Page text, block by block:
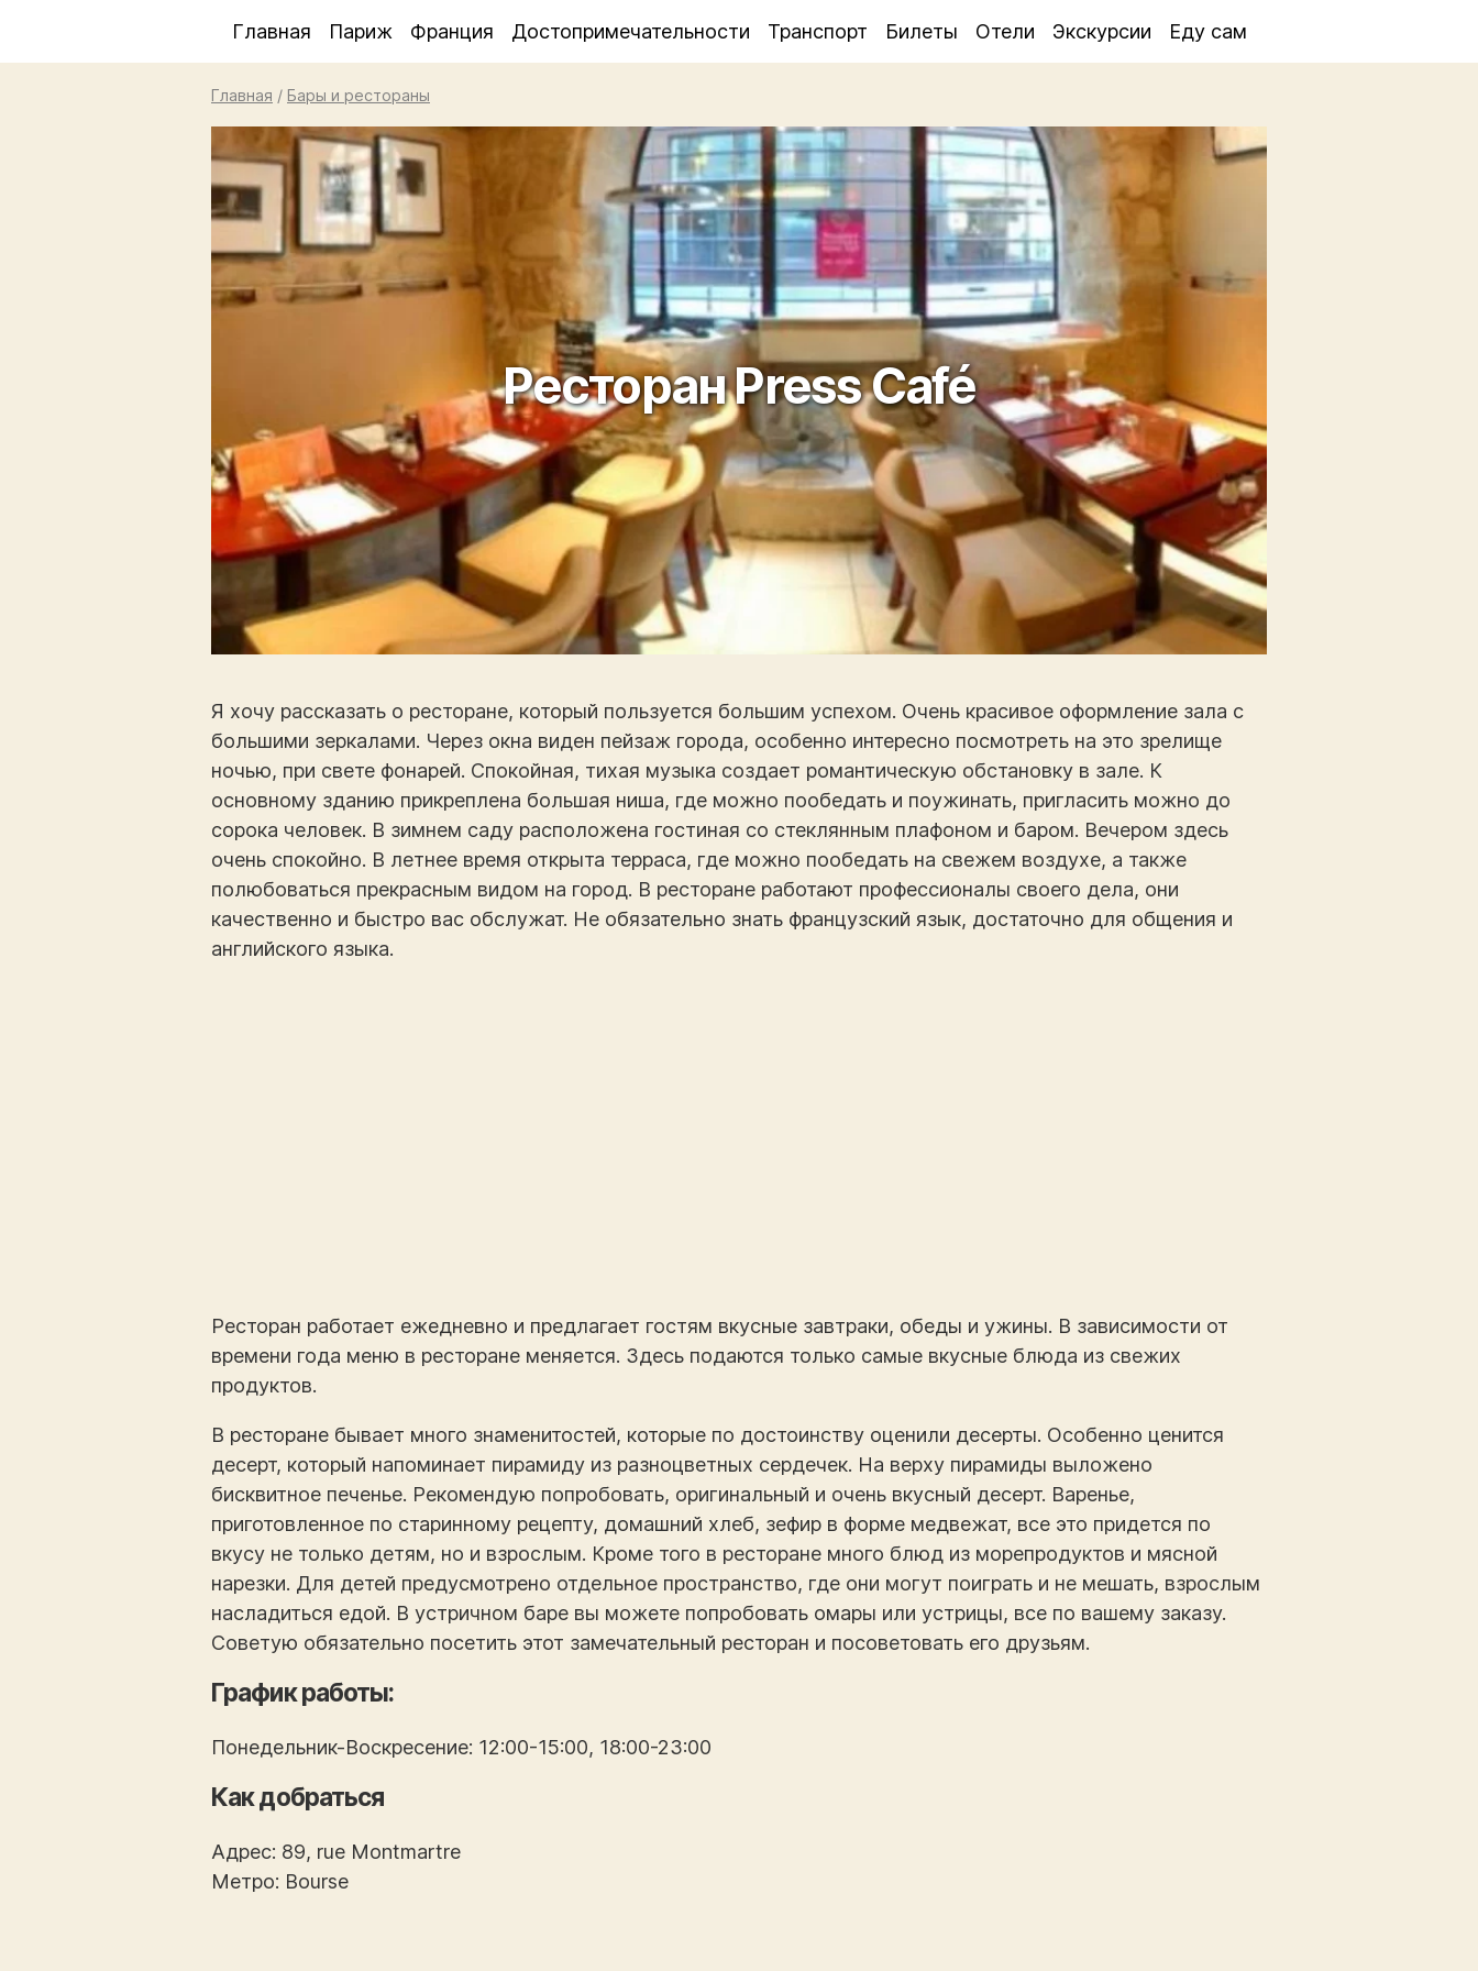
Главная Париж Франция Достопримечательности Транспорт Билеты Отели Экскурсии Еду сам
Главная / Бары и рестораны
Ресторан Press Café
Я хочу рассказать о ресторане, который пользуется большим успехом. Очень красивое оформление зала с
большими зеркалами. Через окна виден пейзаж города, особенно интересно посмотреть на это зрелище
ночью, при свете фонарей. Спокойная, тихая музыка создает романтическую обстановку в зале. К
основному зданию прикреплена большая ниша, где можно пообедать и поужинать, пригласить можно до
сорока человек. В зимнем саду расположена гостиная со стеклянным плафоном и баром. Вечером здесь
очень спокойно. В летнее время открыта терраса, где можно пообедать на свежем воздухе, а также
полюбоваться прекрасным видом на город. В ресторане работают профессионалы своего дела, они
качественно и быстро вас обслужат. Не обязательно знать французский язык, достаточно для общения и
английского языка.
Ресторан работает ежедневно и предлагает гостям вкусные завтраки, обеды и ужины. В зависимости от
времени года меню в ресторане меняется. Здесь подаются только самые вкусные блюда из свежих
продуктов.
В ресторане бывает много знаменитостей, которые по достоинству оценили десерты. Особенно ценится
десерт, который напоминает пирамиду из разноцветных сердечек. На верху пирамиды выложено
бисквитное печенье. Рекомендую попробовать, оригинальный и очень вкусный десерт. Варенье,
приготовленное по старинному рецепту, домашний хлеб, зефир в форме медвежат, все это придется по
вкусу не только детям, но и взрослым. Кроме того в ресторане много блюд из морепродуктов и мясной
нарезки. Для детей предусмотрено отдельное пространство, где они могут поиграть и не мешать, взрослым
насладиться едой. В устричном баре вы можете попробовать омары или устрицы, все по вашему заказу.
Советую обязательно посетить этот замечательный ресторан и посоветовать его друзьям.
График работы:
Понедельник-Воскресение: 12:00-15:00, 18:00-23:00
Как добраться
Адрес: 89, rue Montmartre
Метро: Bourse